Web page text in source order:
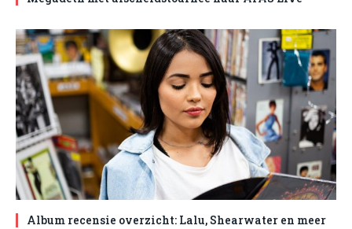
Album recensie overzicht: Lalu, Shearwater en meer